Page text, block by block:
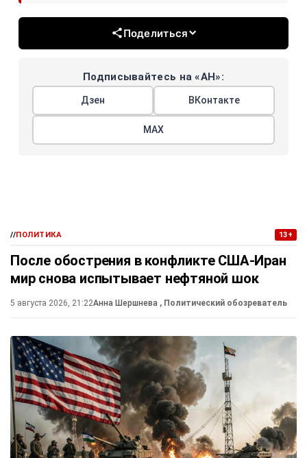
Поделиться
Подписывайтесь на «АН»:
Дзен ВКонтакте
МАХ
//ПОЛИТИКА 13+
После обострения в конфликте США-Иран
мир снова испытывает нефтяной шок
5 августа 2026, 21:22Анна Шершнева , Политический обозреватель